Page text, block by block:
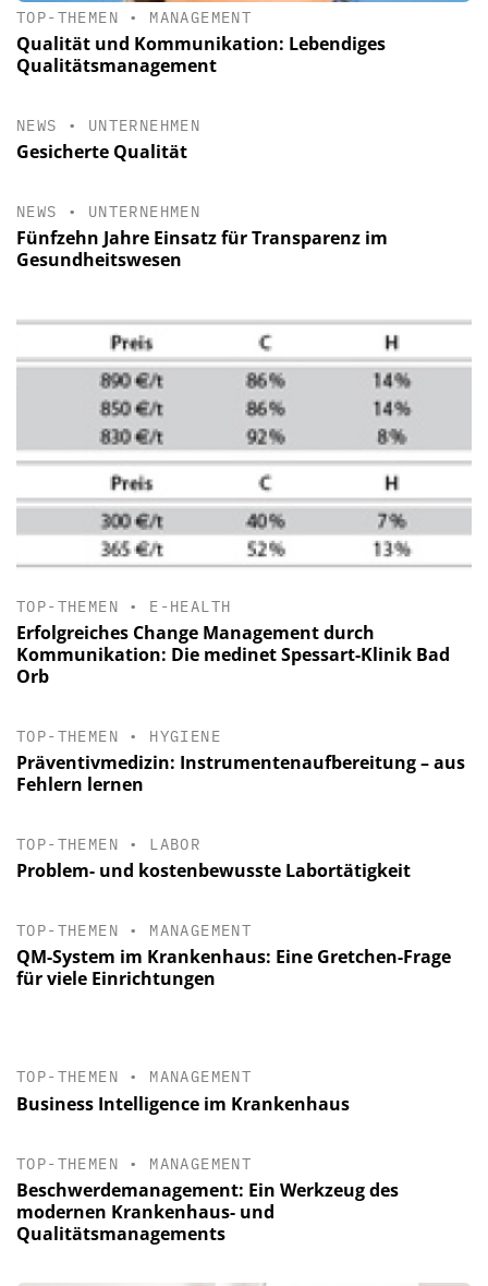
TOP-THEMEN • MANAGEMENT
Qualität und Kommunikation: Lebendiges
Qualitätsmanagement
NEWS • UNTERNEHMEN
Gesicherte Qualität
NEWS • UNTERNEHMEN
Fünfzehn Jahre Einsatz für Transparenz im
Gesundheitswesen
TOP-THEMEN • E-HEALTH
Erfolgreiches Change Management durch
Kommunikation: Die medinet Spessart-Klinik Bad
Orb
TOP-THEMEN • HYGIENE
Präventivmedizin: Instrumentenaufbereitung – aus
Fehlern lernen
TOP-THEMEN • LABOR
Problem- und kostenbewusste Labortätigkeit
TOP-THEMEN • MANAGEMENT
QM-System im Krankenhaus: Eine Gretchen-Frage
für viele Einrichtungen
TOP-THEMEN • MANAGEMENT
Business Intelligence im Krankenhaus
TOP-THEMEN • MANAGEMENT
Beschwerdemanagement: Ein Werkzeug des
modernen Krankenhaus- und
Qualitätsmanagements